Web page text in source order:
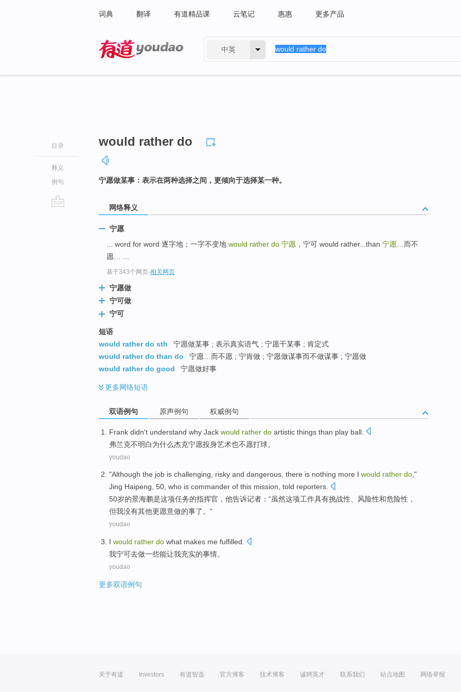
词典 翻译 有道精品课 云笔记 惠惠 更多产品
中英
目录
释义
例句
would rather do
宁愿做某事：表示在两种选择之间，更倾向于选择某一种。
网络释义
宁愿
... word for word 逐字地；一字不变地 would rather do 宁愿 ，宁可 would rather...than 宁愿 …而不
愿… ...
基于343个网页-相关网页
宁愿做
宁可做
宁可
短语
would rather do sth
宁愿做某事 ; 表示真实语气 ; 宁愿干某事 ; 肯定式
would rather do than do
宁愿…而不愿 ; 宁肯做 ; 宁愿做谋事而不做谋事 ; 宁愿做
would rather do good
宁愿做好事
更多网络短语
双语例句 原声例句 权威例句
Frank didn't understand why Jack would rather do artistic things than play ball.
弗兰克不明白为什么杰克宁愿投身艺术也不愿打球。
youdao
"Although the job is challenging, risky and dangerous, there is nothing more I would rather do,"
Jing Haipeng, 50, who is commander of this mission, told reporters.
50岁的景海鹏是这项任务的指挥官，他告诉记者：“虽然这项工作具有挑战性、风险性和危险性，
但我没有其他更愿意做的事了。”
youdao
I would rather do what makes me fulfilled
我宁可去做一些能让我充实的事情。
youdao
更多双语例句
关于有道 Investors 有道智选 官方博客 技术博客 诚聘英才 联系我们 站点地图 网络举报